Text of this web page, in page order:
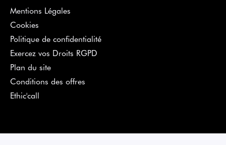
Mentions Légales
Cookies
Politique de confidentialité
Exercez vos Droits RGPD
Plan du site
Conditions des offres
Ethic'call